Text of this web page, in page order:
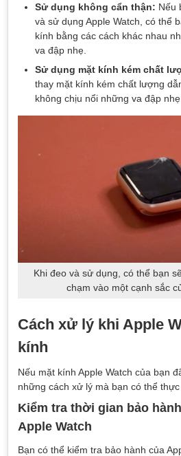
Sử dụng không cẩn thận: Nếu
và sử dụng Apple Watch, có thể
kính bằng các cách khác nhau
va đập nhẹ.
Sử dụng mặt kính kém chất
thay mặt kính kém chất lượng
không chịu nổi những va đập
Khi đeo và sử dụng, có thể bạn
chạm vào một cạnh sắc
Cách xử lý khi Apple
kính
Nếu mặt kính Apple Watch của bạn
những cách xử lý mà bạn có thể thực
Kiểm tra thời gian bảo
Apple Watch
Bạn có thể kiểm tra bảo hành của